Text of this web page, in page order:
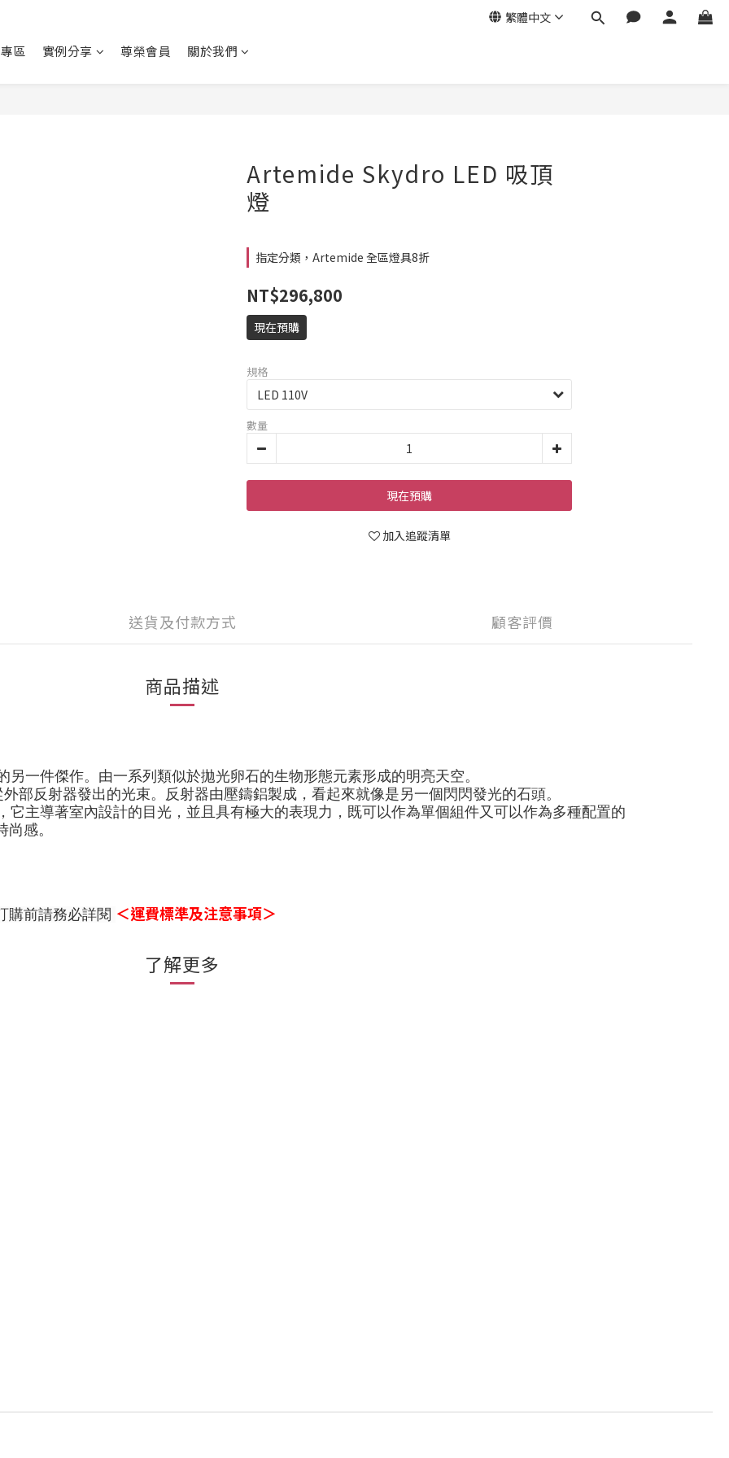
繁體中文
區 實例分享 尊榮會員 關於我們
Artemide Skydro LED 吸頂
燈
指定分類，Artemide 全區燈具8折
NT$296,800
現在預購
規格
數量
現在預購
加入追蹤清單
送貨及付款方式 顧客評價
商品描述
另一件傑作。由一系列類似於拋光卵石的生物形態元素形成的明亮天空。
部反射器發出的光束。反射器由壓鑄鋁製成，看起來就像是另一個閃閃發光的石頭。
它主導著室內設計的目光，並且具有極大的表現力，既可以作為單個組件又可以作為多種配置的
感。
購前請務必詳閱 ＜運費標準及注意事項＞
了解更多